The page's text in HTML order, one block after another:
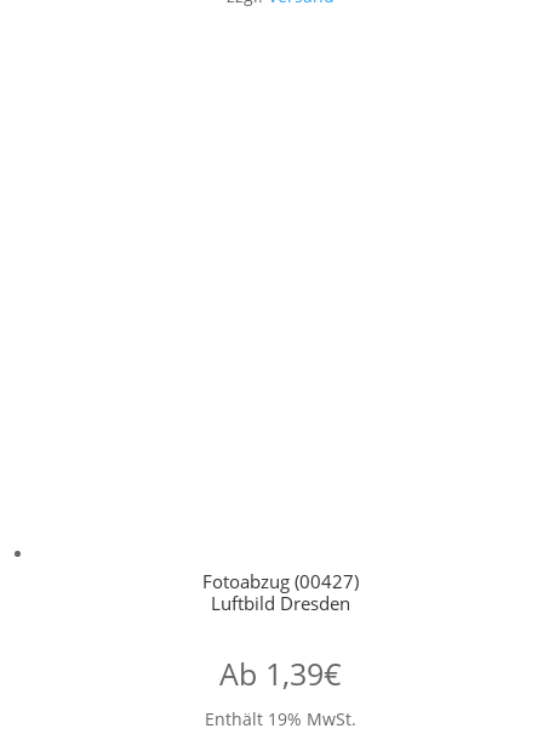
Fotoabzug (00427)
Luftbild Dresden
Ab 1,39€
Enthält 19% MwSt.